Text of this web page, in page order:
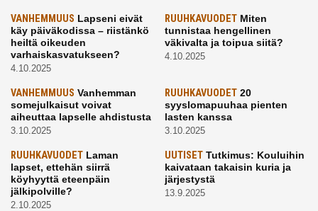
VANHEMMUUS Lapseni eivät
käy päiväkodissa – riistänkö
heiltä oikeuden
varhaiskasvatukseen?
4.10.2025
RUUHKAVUODETMiten
tunnistaa hengellinen
väkivalta ja toipua siitä?
4.10.2025
VANHEMMUUS Vanhemman
somejulkaisut voivat
aiheuttaa lapselle ahdistusta
3.10.2025
RUUHKAVUODET20
syyslomapuuhaa pienten
lasten kanssa
3.10.2025
RUUHKAVUODET Laman
lapset, ettehän siirrä
köyhyyttä eteenpäin
jälkipolville?
2.10.2025
UUTISETTutkimus: Kouluihin
kaivataan takaisin kuria ja
järjestystä
13.9.2025